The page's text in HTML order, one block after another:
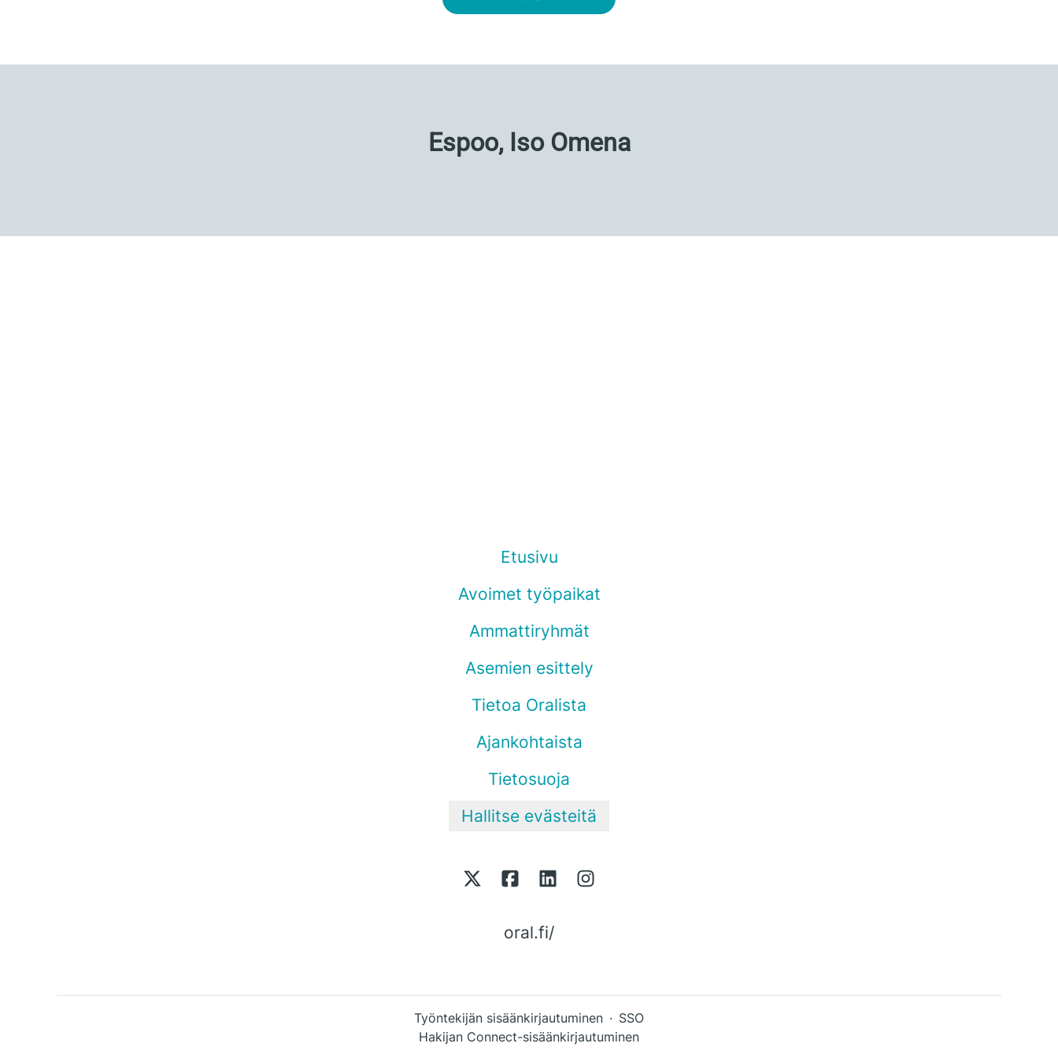
Espoo, Iso Omena
Etusivu
Avoimet työpaikat
Ammattiryhmät
Asemien esittely
Tietoa Oralista
Ajankohtaista
Tietosuoja
Hallitse evästeitä
oral.fi/
Työntekijän sisäänkirjautuminen · SSO
Hakijan Connect-sisäänkirjautuminen